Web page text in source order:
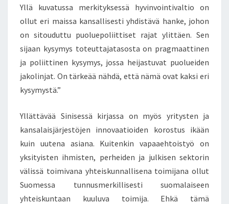
Yllä kuvatussa merkityksessä hyvinvointivaltio on
ollut eri maissa kansallisesti yhdistävä hanke, johon
on sitouduttu puoluepoliittiset rajat ylittäen. Sen
sijaan kysymys toteuttajatasosta on pragmaattinen
ja poliittinen kysymys, jossa heijastuvat puolueiden
jakolinjat. On tärkeää nähdä, että nämä ovat kaksi eri
kysymystä.”
Yllättävää Sinisessä kirjassa on myös yritysten ja
kansalaisjärjestöjen innovaatioiden korostus ikään
kuin uutena asiana. Kuitenkin vapaaehtoistyö on
yksityisten ihmisten, perheiden ja julkisen sektorin
välissä toimivana yhteiskunnallisena toimijana ollut
Suomessa tunnusmerkillisesti suomalaiseen
yhteiskuntaan kuuluva toimija. Ehkä tämä